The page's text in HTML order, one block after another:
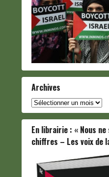
Archives
Archives
En librairie : « Nous ne
chiffres – Les voix de